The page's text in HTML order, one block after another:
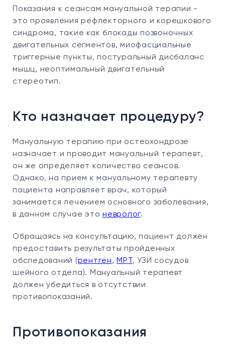
Показания к сеансам мануальной терапии -
это проявления рефлекторного и корешкового
синдрома, такие как блокады позвоночных
двигательных сегментов, миофасциальные
триггерные пункты, постуральный дисбаланс
мышц, неоптимальный двигательный
стереотип.
Кто назначает процедуру?
Мануальную терапию при остеохондрозе
назначает и проводит мануальный терапевт,
он же определяет количество сеансов.
Однако, на прием к мануальному терапевту
пациента направляет врач, который
занимается лечением основного заболевания,
в данном случае это невролог.
Обращаясь на консультацию, пациент должен
предоставить результаты пройденных
обследований (рентген, МРТ , УЗИ сосудов
шейного отдела). Мануальный терапевт
должен убедиться в отсутствии
противопоказаний.
Противопоказания